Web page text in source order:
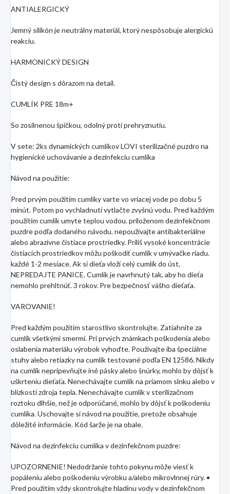
ANTIALERGICKÝ
Jemný silikón je neutrálny materiál, ktorý nespôsobuje alergickú
reakciu.
HARMONICKÝ DESIGN
Čistý design s dôrazom na detail.
CUMLÍK PRE 18m+
So zosilnenou špičkou, odolný proti prehryznutiu.
V sete: 2ks dynamických cumlíkov LOVI sterilizačné puzdro na
hygienické uchovávanie a dezinfekciu cumlíka
Návod na použitie:
Pred prvým použitím cumlíky varte vo vriacej vode po dobu 5
minút. Potom po vychladnutí vytlačte zvyšnú vodu. Pred každým
použitím cumlík umyte teplou vodou. priloženom dezinfekčnom
puzdre podľa dodaného návodu. nepoužívajte antibakteriálne
alebo abrazívne čistiace prostriedky. Príliš vysoké koncentrácie
čistiacich prostriedkov môžu poškodiť cumlík v umývačke riadu.
každé 1-2 mesiace. Ak si dieťa vloží celý cumlík do úst,
NEPREDAJTE PANICE. Cumlík je navrhnutý tak, aby ho dieťa
nemohlo prehltnúť. 3 rokov. Pre bezpečnosť vášho dieťaťa.
VAROVANIE!
Pred každým použitím starostlivo skontrolujte. Zatiahnite za
cumlík všetkými smermi. Pri prvých známkach poškodenia alebo
oslabenia materiálu výrobok vyhoďte. Používajte iba špeciálne
stuhy alebo retiazky na cumlík testované podľa EN 12586. Nikdy
na cumlík nepripevňujte iné pásky alebo šnúrky, mohlo by dôjsť k
uškrteniu dieťaťa. Nenechávajte cumlík na priamom slnku alebo v
blízkosti zdroja tepla. Nenechávajte cumlík v sterilizačnom
roztoku dlhšie, než je odporúčané, mohlo by dôjsť k poškodeniu
cumlíka. Uschovajte si návod na použitie, pretože obsahuje
dôležité informácie. Kód šarže je na obale.
Návod na dezinfekciu cumlíka v dezinfekčnom puzdre:
UPOZORNENIE! Nedodržanie tohto pokynu môže viesť k
popáleniu alebo poškodeniu výrobku a/alebo mikrovlnnej rúry. •
Pred použitím vždy skontrolujte hladinu vody v dezinfekčnom